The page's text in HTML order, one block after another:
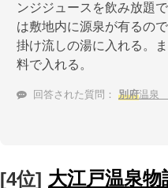
ンジジュースを飲み放題
は敷地内に源泉が有るの
掛け流しの湯に入れる。
料で入れる。
回答された質問： 別府温泉
[4位] 大江戸温泉